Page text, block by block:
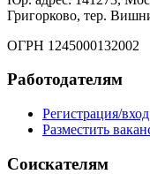
Григорково, тер.
ОГРН 1245000132002
Работодателям
Регистрация/вход
Разместить
Соискателям